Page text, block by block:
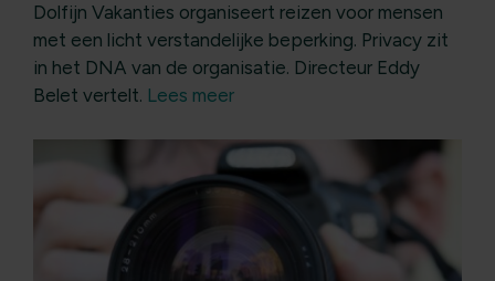
Dolfijn Vakanties organiseert reizen voor mensen
met een licht verstandelijke beperking. Privacy zit
in het DNA van de organisatie. Directeur Eddy
Belet vertelt. Lees meer